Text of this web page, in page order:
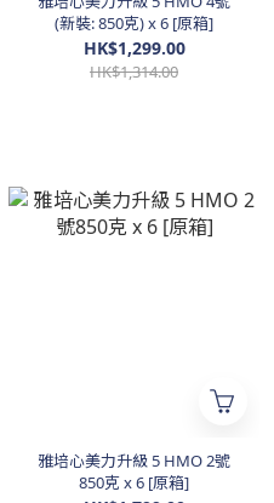
(新裝: 850克) x 6 [原箱]
HK$1,299.00
HK$1,314.00
雅培心美力升級 5 HMO 2號
850克 x 6 [原箱]